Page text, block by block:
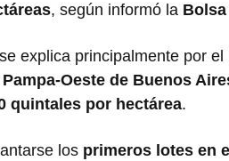
, según informó la
explica principalmente por
Oeste de Buenos
quintales por hectárea.
los primeros lotes en